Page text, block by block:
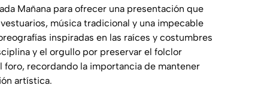
Mañana para ofrecer una presentación que
música tradicional y una impecable
inspiradas en las raíces y costumbres
y el orgullo por preservar el folclor
recordando la importancia de mantener
artística.